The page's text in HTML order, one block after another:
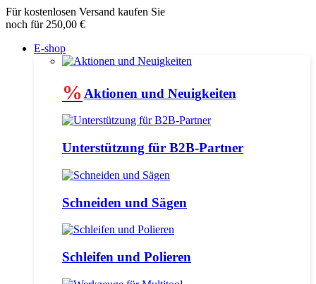
Für kostenlosen Versand kaufen Sie
noch für 250,00 €
E-shop
% Aktionen und Neuigkeiten
Unterstützung für B2B-Partner
Schneiden und Sägen
Schleifen und Polieren